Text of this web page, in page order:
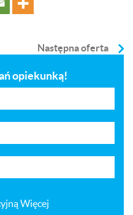
Następna oferta
opiekunką!
Więcej